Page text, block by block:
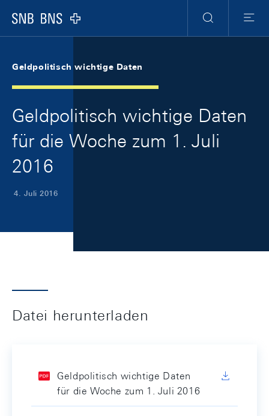
Logo
Suche
Menu
Geldpolitisch wichtige Daten
Geldpolitisch wichtige Daten
für die Woche zum 1. Juli
2016
4. Juli 2016
Datei herunterladen
Geldpolitisch wichtige Daten
für die Woche zum 1. Juli 2016